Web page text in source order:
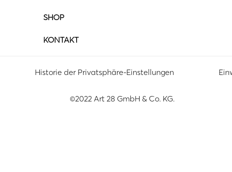
SHOP
KONTAKT
Historie der Privatsphäre-Einstellungen
©2022 Art 28 GmbH & Co. KG.